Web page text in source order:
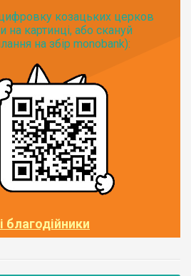
козацьких церков
на картинці, або скануй
на збір monobank):
благодійники